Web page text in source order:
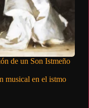
de un Son Istmeño
musical en el istmo